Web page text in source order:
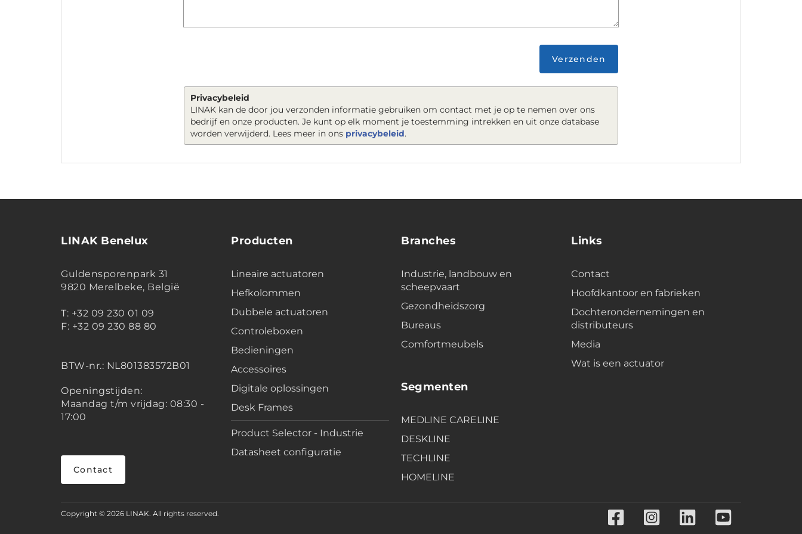
Verzenden
Privacybeleid
LINAK kan de door jou verzonden informatie gebruiken om contact met je op te nemen over ons
bedrijf en onze producten. Je kunt op elk moment je toestemming intrekken en uit onze database
worden verwijderd. Lees meer in ons privacybeleid.
LINAK Benelux
Guldensporenpark 31
9820 Merelbeke, België
T: +32 09 230 01 09
F: +32 09 230 88 80
BTW-nr.: NL801383572B01
Openingstijden:
Maandag t/m vrijdag: 08:30 -
17:00
Contact
Producten
Lineaire actuatoren
Hefkolommen
Dubbele actuatoren
Controleboxen
Bedieningen
Accessoires
Digitale oplossingen
Desk Frames
Product Selector - Industrie
Datasheet configuratie
Branches
Industrie, landbouw en
scheepvaart
Gezondheidszorg
Bureaus
Comfortmeubels
Segmenten
MEDLINE CARELINE
DESKLINE
TECHLINE
HOMELINE
Links
Contact
Hoofdkantoor en fabrieken
Dochterondernemingen en
distributeurs
Media
Wat is een actuator
Copyright © 2026 LINAK. All rights reserved.